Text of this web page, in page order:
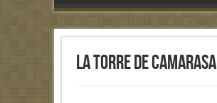
La Torre de Camarasa